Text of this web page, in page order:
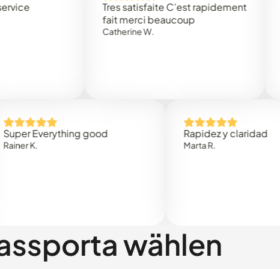
Tres satisfaite C’est rapidement
fait merci beaucoup
Catherine W.
Ok!
Everything good Rapidez y claridad
wählen